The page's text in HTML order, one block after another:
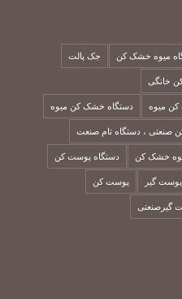
میوه خشک کن جک پالت
خانگی
میوه دستگاه خشک کن میوه
، دستگاه تام صنعت
خشک کن دستگاه پوست کن
گیر پوست کن
گیرصنعتی